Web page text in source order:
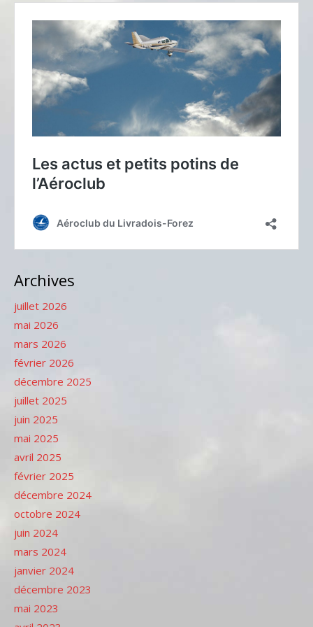
Archives
juillet 2026
mai 2026
mars 2026
février 2026
décembre 2025
juillet 2025
juin 2025
mai 2025
avril 2025
février 2025
décembre 2024
octobre 2024
juin 2024
mars 2024
janvier 2024
décembre 2023
mai 2023